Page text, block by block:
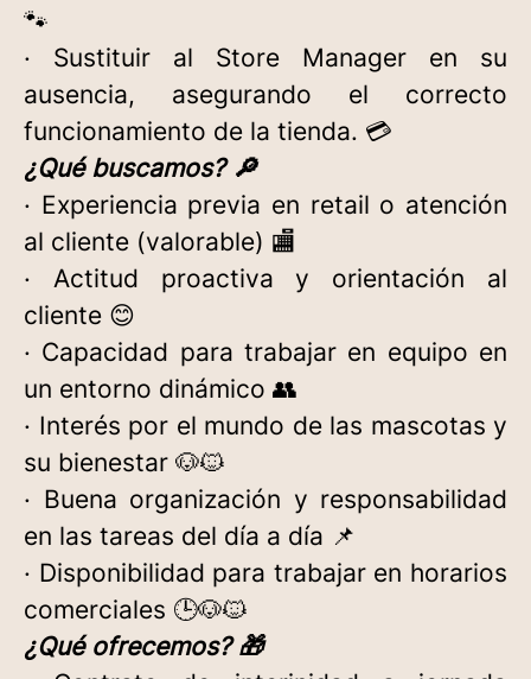
🐾
· Sustituir al Store Manager en su
ausencia, asegurando el correcto
funcionamiento de la tienda. 💳
¿Qué buscamos? 🔎
· Experiencia previa en retail o atención
al cliente (valorable) 🏬
· Actitud proactiva y orientación al
cliente 😊
· Capacidad para trabajar en equipo en
un entorno dinámico 👥
· Interés por el mundo de las mascotas y
su bienestar 🐶🐱
· Buena organización y responsabilidad
en las tareas del día a día 📌
· Disponibilidad para trabajar en horarios
comerciales 🕒🐶🐱
¿Qué ofrecemos? 🎁